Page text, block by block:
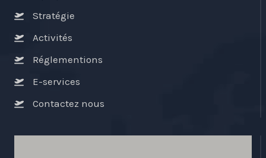
Stratégie
Activités
Réglementions
E-services
Contactez nous